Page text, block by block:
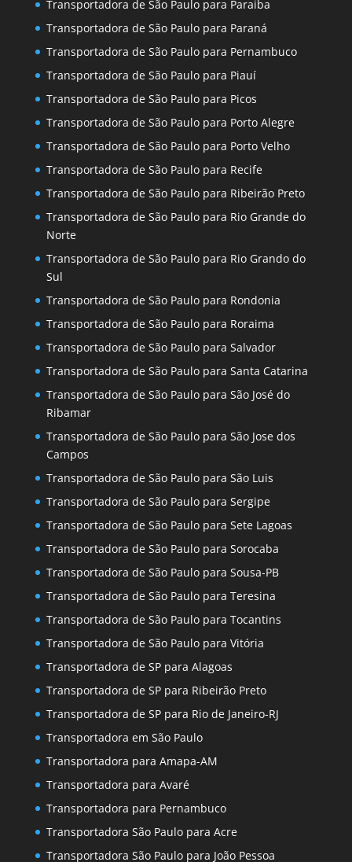
Transportadora de São Paulo para Paraiba
Transportadora de São Paulo para Paraná
Transportadora de São Paulo para Pernambuco
Transportadora de São Paulo para Piauí
Transportadora de São Paulo para Picos
Transportadora de São Paulo para Porto Alegre
Transportadora de São Paulo para Porto Velho
Transportadora de São Paulo para Recife
Transportadora de São Paulo para Ribeirão Preto
Transportadora de São Paulo para Rio Grande do
Norte
Transportadora de São Paulo para Rio Grando do
Sul
Transportadora de São Paulo para Rondonia
Transportadora de São Paulo para Roraima
Transportadora de São Paulo para Salvador
Transportadora de São Paulo para Santa Catarina
Transportadora de São Paulo para São José do
Ribamar
Transportadora de São Paulo para São Jose dos
Campos
Transportadora de São Paulo para São Luis
Transportadora de São Paulo para Sergipe
Transportadora de São Paulo para Sete Lagoas
Transportadora de São Paulo para Sorocaba
Transportadora de São Paulo para Sousa-PB
Transportadora de São Paulo para Teresina
Transportadora de São Paulo para Tocantins
Transportadora de São Paulo para Vitória
Transportadora de SP para Alagoas
Transportadora de SP para Ribeirão Preto
Transportadora de SP para Rio de Janeiro-RJ
Transportadora em São Paulo
Transportadora para Amapa-AM
Transportadora para Avaré
Transportadora para Pernambuco
Transportadora São Paulo para Acre
Transportadora São Paulo para João Pessoa